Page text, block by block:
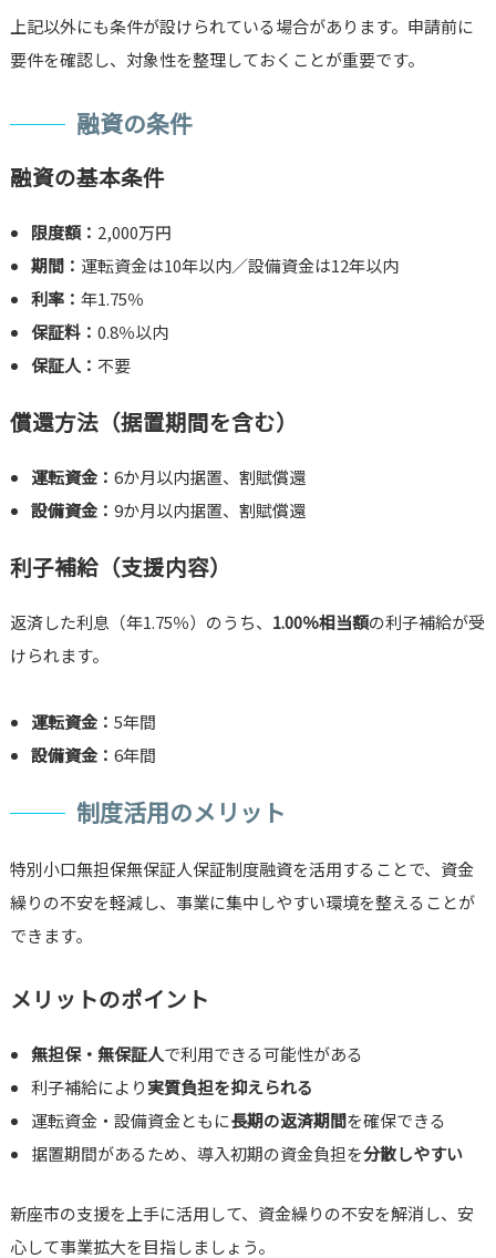
上記以外にも条件が設けられている場合があります。申請前に
要件を確認し、対象性を整理しておくことが重要です。
融資の条件
融資の基本条件
限度額： 2,000万円
期間： 運転資金は10年以内／設備資金は12年以内
利率：年1.75％
保証料：0.8％以内
保証人：不要
償還方法（据置期間を含む）
運転資金：6か月以内据置、割賦償還
設備資金：9か月以内据置、割賦償還
利子補給（支援内容）
返済した利息（年1.75％）のうち、 1.00％相当額の利子補給が受
けられます。
運転資金：5年間
設備資金：6年間
制度活用のメリット
特別小口無担保無保証人保証制度融資を活用することで、資金
繰りの不安を軽減し、事業に集中しやすい環境を整えることが
できます。
メリットのポイント
無担保・無保証人で利用できる可能性がある
利子補給により実質負担を抑えられる
運転資金・設備資金ともに長期の返済期間を確保できる
据置期間があるため、導入初期の資金負担を分散しやすい
新座市の支援を上手に活用して、資金繰りの不安を解消し、安
心して事業拡大を目指しましょう。